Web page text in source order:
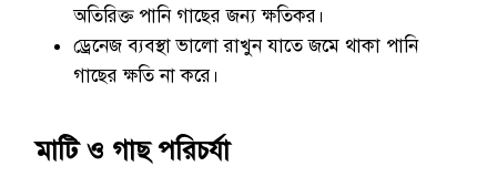
অতিরিক্ত পানি গাছের জন্য ক্ষতিকর।
ড্রেনেজ ব্যবস্থা ভালো রাখুন যাতে জমে থাকা পানি
গাছের ক্ষতি না করে।
মাটি ও গাছ পরিচর্যা